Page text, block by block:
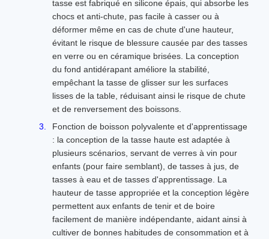
tasse est fabriqué en silicone épais, qui absorbe les
chocs et anti-chute, pas facile à casser ou à
déformer même en cas de chute d'une hauteur,
évitant le risque de blessure causée par des tasses
en verre ou en céramique brisées. La conception
du fond antidérapant améliore la stabilité,
empêchant la tasse de glisser sur les surfaces
lisses de la table, réduisant ainsi le risque de chute
et de renversement des boissons.
Fonction de boisson polyvalente et d'apprentissage
: la conception de la tasse haute est adaptée à
plusieurs scénarios, servant de verres à vin pour
enfants (pour faire semblant), de tasses à jus, de
tasses à eau et de tasses d'apprentissage. La
hauteur de tasse appropriée et la conception légère
permettent aux enfants de tenir et de boire
facilement de manière indépendante, aidant ainsi à
cultiver de bonnes habitudes de consommation et à